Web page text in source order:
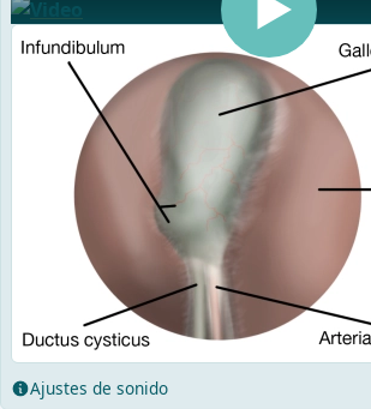
Ajustes de sonido